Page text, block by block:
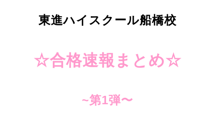
東進ハイスクール船橋校
☆合格速報まとめ☆
~第1弾〜